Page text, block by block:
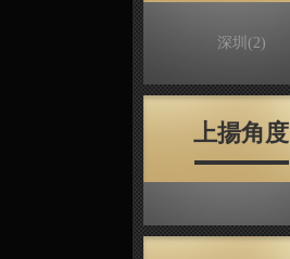
深圳 (2)
上揚角度